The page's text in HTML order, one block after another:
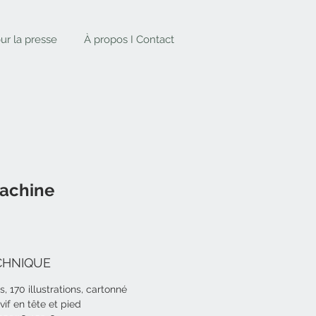
la presse À propos I Contact
170 illustrations, cartonné
en tête et pied